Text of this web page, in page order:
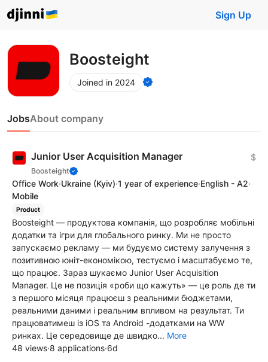
Sign Up
Boosteight
Joined in 2024
JobsAbout company
Junior User Acquisition Manager
Boosteight
$
Office Work·Ukraine (Kyiv)·1 year of experience·English - A2·
Mobile
Product
Boosteight — продуктова компанія, що розробляє мобільні
додатки та ігри для глобального ринку. Ми не просто
запускаємо рекламу — ми будуємо систему залучення з
позитивною юніт-економікою, тестуємо і масштабуємо те,
що працює. Зараз шукаємо Junior User Acquisition
Manager. Це не позиція «роби що кажуть» — це роль де ти
з першого місяця працюєш з реальними бюджетами,
реальними даними і реальним впливом на результат. Ти
працюватимеш із iOS та Android -додатками на WW
ринках. Це середовище де швидко... More
48 views·8 applications·6d